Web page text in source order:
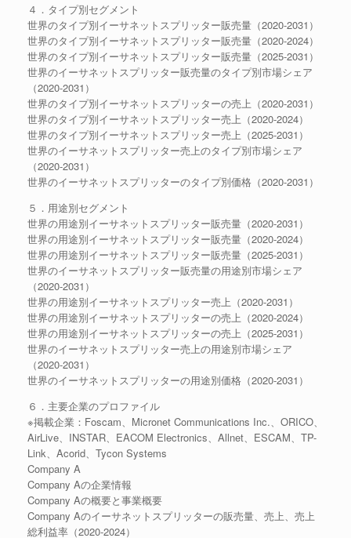
４．タイプ別セグメント
世界のタイプ別イーサネットスプリッター販売量（2020-2031）
世界のタイプ別イーサネットスプリッター販売量（2020-2024）
世界のタイプ別イーサネットスプリッター販売量（2025-2031）
世界のイーサネットスプリッター販売量のタイプ別市場シェア
（2020-2031）
世界のタイプ別イーサネットスプリッターの売上（2020-2031）
世界のタイプ別イーサネットスプリッター売上（2020-2024）
世界のタイプ別イーサネットスプリッター売上（2025-2031）
世界のイーサネットスプリッター売上のタイプ別市場シェア
（2020-2031）
世界のイーサネットスプリッターのタイプ別価格（2020-2031）
５．用途別セグメント
世界の用途別イーサネットスプリッター販売量（2020-2031）
世界の用途別イーサネットスプリッター販売量（2020-2024）
世界の用途別イーサネットスプリッター販売量（2025-2031）
世界のイーサネットスプリッター販売量の用途別市場シェア
（2020-2031）
世界の用途別イーサネットスプリッター売上（2020-2031）
世界の用途別イーサネットスプリッターの売上（2020-2024）
世界の用途別イーサネットスプリッターの売上（2025-2031）
世界のイーサネットスプリッター売上の用途別市場シェア
（2020-2031）
世界のイーサネットスプリッターの用途別価格（2020-2031）
６．主要企業のプロファイル
※掲載企業：Foscam、Micronet Communications Inc.、ORICO、
AirLive、INSTAR、EACOM Electronics、Allnet、ESCAM、TP-
Link、Acorid、Tycon Systems
Company A
Company Aの企業情報
Company Aの概要と事業概要
Company Aのイーサネットスプリッターの販売量、売上、売上
総利益率（2020-2024）